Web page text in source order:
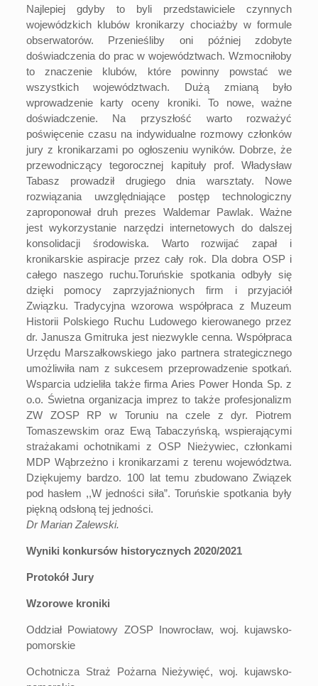
Najlepiej gdyby to byli przedstawiciele czynnych
wojewódzkich klubów kronikarzy chociażby w formule
obserwatorów. Przenieśliby oni później zdobyte
doświadczenia do prac w województwach. Wzmocniłoby
to znaczenie klubów, które powinny powstać we
wszystkich województwach. Dużą zmianą było
wprowadzenie karty oceny kroniki. To nowe, ważne
doświadczenie. Na przyszłość warto rozważyć
poświęcenie czasu na indywidualne rozmowy członków
jury z kronikarzami po ogłoszeniu wyników. Dobrze, że
przewodniczący tegorocznej kapituły prof. Władysław
Tabasz prowadził drugiego dnia warsztaty. Nowe
rozwiązania uwzględniające postęp technologiczny
zaproponował druh prezes Waldemar Pawlak. Ważne
jest wykorzystanie narzędzi internetowych do dalszej
konsolidacji środowiska. Warto rozwijać zapał i
kronikarskie aspiracje przez cały rok. Dla dobra OSP i
całego naszego ruchu.Toruńskie spotkania odbyły się
dzięki pomocy zaprzyjaźnionych firm i przyjaciół
Związku. Tradycyjna wzorowa współpraca z Muzeum
Historii Polskiego Ruchu Ludowego kierowanego przez
dr. Janusza Gmitruka jest niezwykle cenna. Współpraca
Urzędu Marszałkowskiego jako partnera strategicznego
umożliwiła nam z sukcesem przeprowadzenie spotkań.
Wsparcia udzieliła także firma Aries Power Honda Sp. z
o.o. Świetna organizacja imprez to także profesjonalizm
ZW ZOSP RP w Toruniu na czele z dyr. Piotrem
Tomaszewskim oraz Ewą Tabaczyńską, wspierającymi
strażakami ochotnikami z OSP Nieżywiec, członkami
MDP Wąbrzeżno i kronikarzami z terenu województwa.
Dziękujemy bardzo. 100 lat temu zbudowano Związek
pod hasłem ,,W jedności siła”. Toruńskie spotkania były
piękną odsłoną tej jedności.
Dr Marian Zalewski.
Wyniki konkursów historycznych 2020/2021
Protokół Jury
Wzorowe kroniki
Oddział Powiatowy ZOSP Inowrocław, woj. kujawsko-
pomorskie
Ochotnicza Straż Pożarna Nieżywięć, woj. kujawsko-